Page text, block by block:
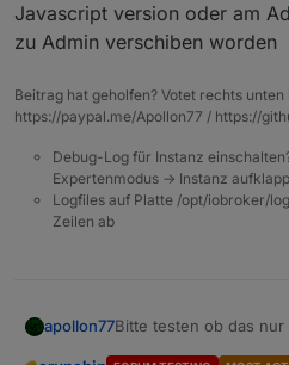
Javascript version oder am
zu Admin verschiben worden
Beitrag hat geholfen? Votet rechts
https://paypal.me/Apollon77 / https://
Debug-Log für Instanz
Expertenmodus -> Instanz
Logfiles auf Platte /opt/iobroker/
Zeilen ab
apollon77Bitte testen ob das